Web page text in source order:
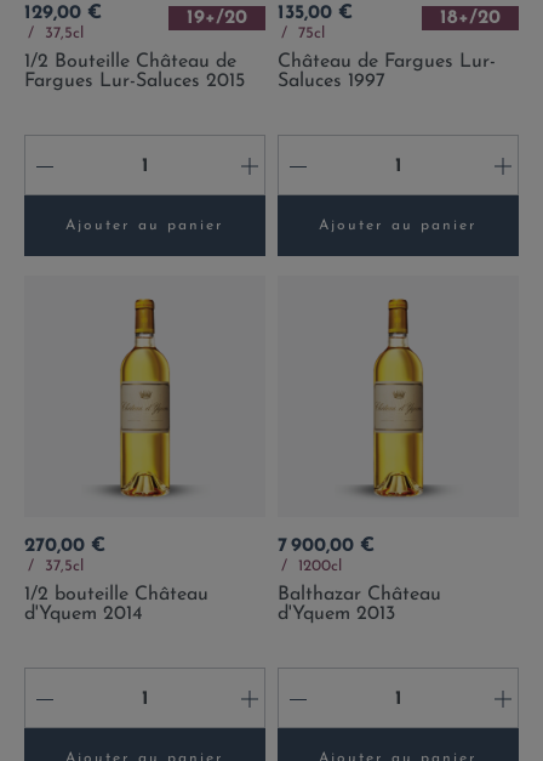
Prix
129,00 €
37,5cl
19+/20
1/2 Bouteille Château de
Fargues Lur-Saluces 2015
- +
Ajouter au panier
Prix
135,00 €
75cl
18+/20
Château de Fargues Lur-
Saluces 1997
- +
Ajouter au panier
Prix
270,00 €
37,5cl
1/2 bouteille Château
d'Yquem 2014
- +
Prix
7 900,00 €
1200cl
Balthazar Château
d'Yquem 2013
- +